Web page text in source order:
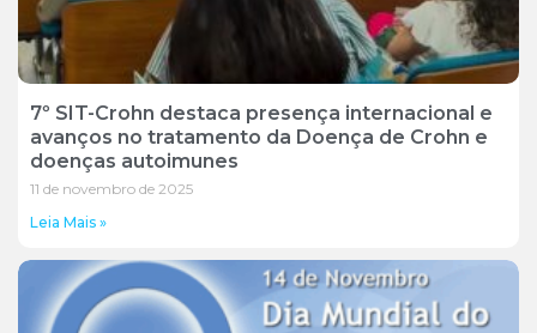
7º SIT-Crohn destaca presença internacional e
avanços no tratamento da Doença de Crohn e
doenças autoimunes
11 de novembro de 2025
Leia Mais »